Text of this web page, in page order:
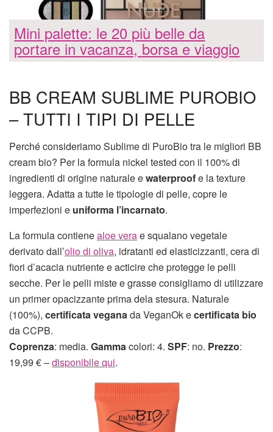
Mini palette: le 20 più belle da
portare in vacanza, borsa e viaggio
BB CREAM SUBLIME PUROBIO
– TUTTI I TIPI DI PELLE
Perché consideriamo Sublime di PuroBio tra le migliori BB
cream bio? Per la formula nickel tested con il 100% di
ingredienti di origine naturale ewaterproofe la texture
leggera. Adatta a tutte le tipologie di pelle, copre le
imperfezioni e uniforma l’incarnato.
La formula contienealoe verae squalano vegetale
derivato dall’olio di oliva, idratanti ed elasticizzanti, cera di
fiori d’acacia nutriente e acticire che protegge le pelli
secche. Per le pelli miste e grasse consigliamo di utilizzare
un primer opacizzante prima dela stesura. Naturale
(100%), certificata veganada VeganOk ecertificata bio
da CCPB.
Coprenza: media. Gammacolori: 4. SPF: no. Prezzo:
19,99 € –disponibile qui.